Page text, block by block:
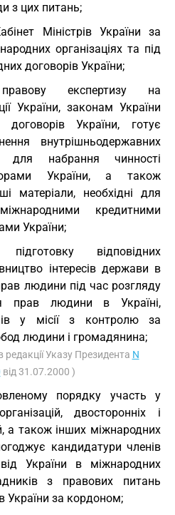
з цих питань;
Міністрів України за
організаціях та під
договорів України;
експертизу на
України, законам України
договорів України, готує
внутрішньодержавних
для набрання чинності
України, а також
матеріали, необхідні для
кредитними
України;
відповідних
інтересів держави в
людини під час розгляду
прав людини в Україні,
у місії з контролю за
людини і громадянина;
редакції Указу Президента N
від 31.07.2000 )
порядку участь у
двосторонніх і
а також інших міжнародних
кандидатури членів
України в міжнародних
з правових питань
України за кордоном;